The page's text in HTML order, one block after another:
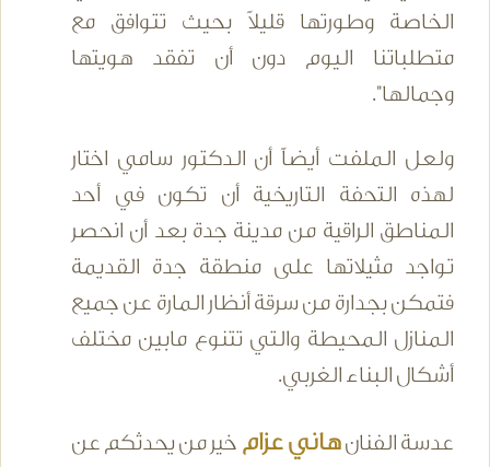
الخاصة وطورتها قليلاً بحيث تتوافق مع
متطلباتنا اليوم دون أن تفقد هويتها
وجمالها".
ولعل الملفت أيضاً أن الدكتور سامي اختار
لهذه التحفة التاريخية أن تكون في أحد
المناطق الراقية من مدينة جدة بعد أن انحصر
تواجد مثيلاتها على منطقة جدة القديمة
فتمكن بجدارة من سرقة أنظار المارة عن جميع
المنازل المحيطة والتي تتنوع مابين مختلف
أشكال البناء الغربي.
عدسة الفنانهاني عزام خير من يحدثكم عن